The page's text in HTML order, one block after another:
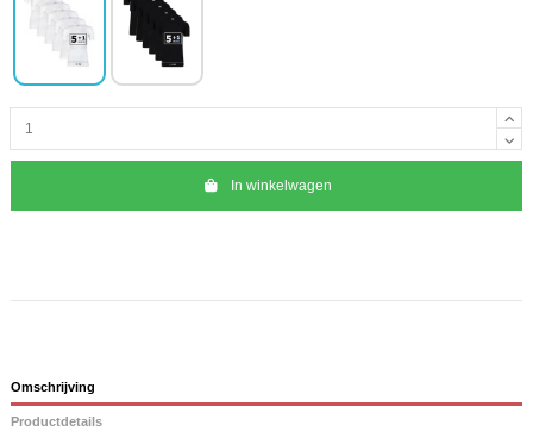
In winkelwagen
Omschrijving
Productdetails